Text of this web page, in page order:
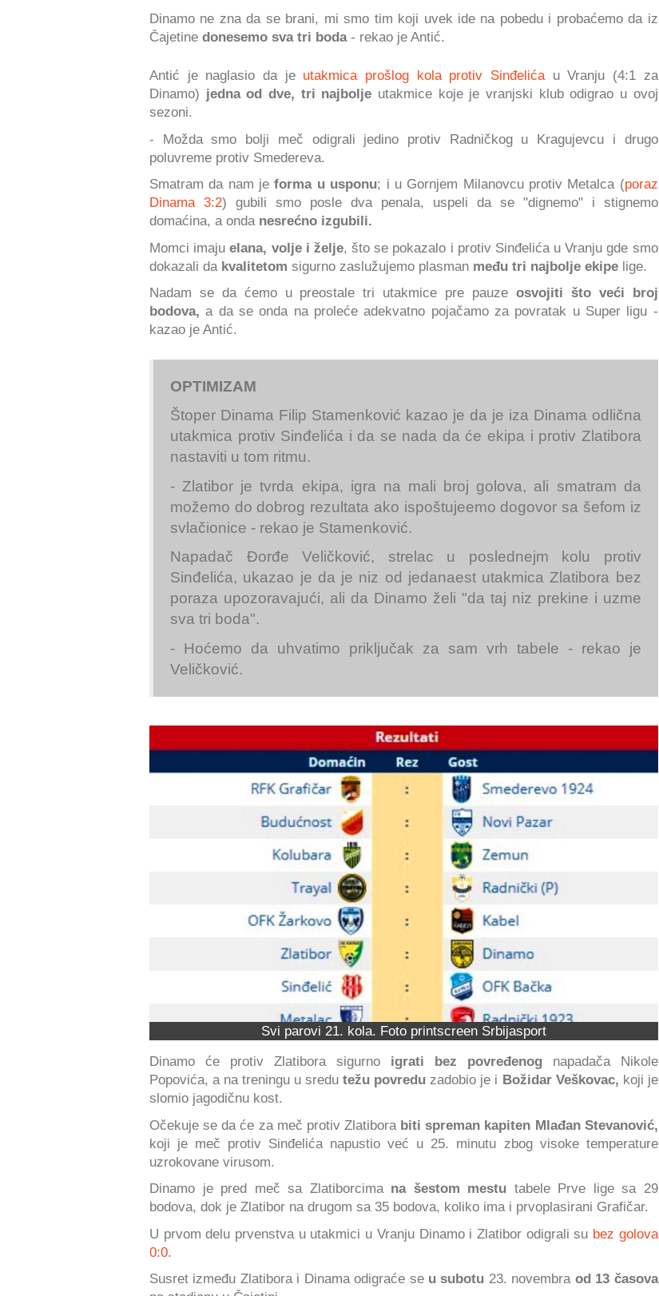
Dinamo ne zna da se brani, mi smo tim koji uvek ide na pobedu i probaćemo da iz
Čajetine donesemo sva tri boda- rekao je Antić.
Antić je naglasio da je utakmica prošlog kola protiv Sinđelića u Vranju (4:1 za
Dinamo) jedna od dve, tri najbolje utakmice koje je vranjski klub odigrao u ovoj
sezoni.
- Možda smo bolji meč odigrali jedino protiv Radničkog u Kragujevcu i drugo
poluvreme protiv Smedereva.
Smatram da nam jeforma u usponu; i u Gornjem Milanovcu protiv Metalca (poraz
Dinama 3:2) gubili smo posle dva penala, uspeli da se "dignemo" i stignemo
domaćina, a onda nesrećno izgubili.
Momci imajuelana, volje i želje, što se pokazalo i protiv Sinđelića u Vranju gde smo
dokazali da kvalitetom sigurno zaslužujemo plasman među tri najbolje ekipe lige.
Nadam se da ćemo u preostale tri utakmice pre pauze osvojiti što veći broj
bodova, a da se onda na proleće adekvatno pojačamo za povratak u Super ligu -
kazao je Antić.
OPTIMIZAM
Štoper Dinama Filip Stamenković kazao je da je iza Dinama odlična
utakmica protiv Sinđelića i da se nada da će ekipa i protiv Zlatibora
nastaviti u tom ritmu.
- Zlatibor je tvrda ekipa, igra na mali broj golova, ali smatram da
možemo do dobrog rezultata ako ispoštujeemo dogovor sa šefom iz
svlačionice - rekao je Stamenković.
Napadač Đorđe Veličković, strelac u poslednejm kolu protiv
Sinđelića, ukazao je da je niz od jedanaest utakmica Zlatibora bez
poraza upozoravajući, ali da Dinamo želi "da taj niz prekine i uzme
sva tri boda".
- Hoćemo da uhvatimo priključak za sam vrh tabele - rekao je
Veličković.
Svi parovi 21. kola. Foto printscreen Srbijasport
Dinamo će protiv Zlatibora sigurno igrati bez povređenognapadača Nikole
Popovića, a na treningu u sredutežu povredu zadobio je i Božidar Veškovac, koji je
slomio jagodičnu kost.
Očekuje se da će za meč protiv Zlatibora biti spreman kapiten Mlađan Stevanović,
koji je meč protiv Sinđelića napustio već u 25. minutu zbog visoke temperature
uzrokovane virusom.
Dinamo je pred meč sa Zlatiborcima na šestom mestu tabele Prve lige sa 29
bodova, dok je Zlatibor na drugom sa 35 bodova, koliko ima i prvoplasirani Grafičar.
U prvom delu prvenstva u utakmici u Vranju Dinamo i Zlatibor odigrali su bez golova
0:0.
Susret između Zlatibora i Dinama odigraće seu subotu 23. novembra od 13 časova